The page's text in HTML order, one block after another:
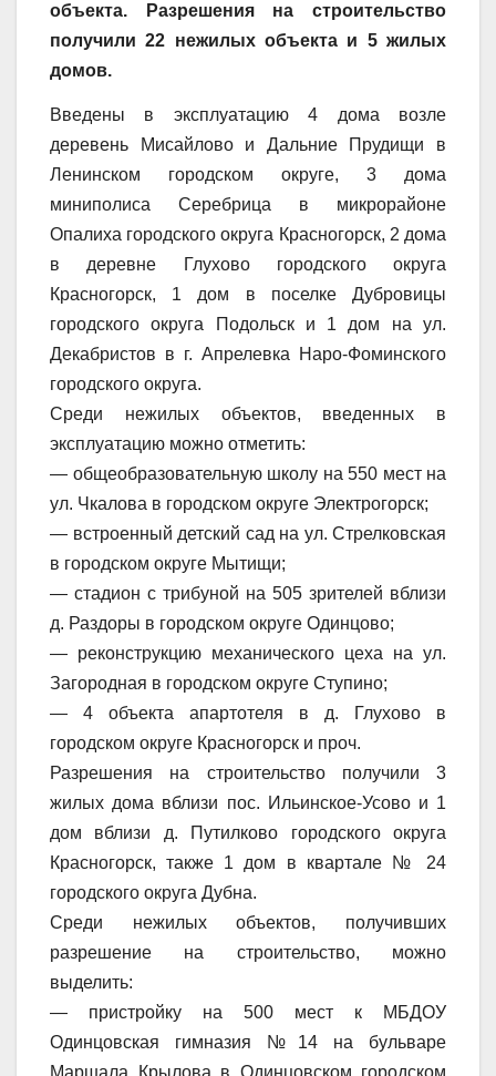
объекта. Разрешения на строительство
получили 22 нежилых объекта и 5 жилых
домов.
Введены в эксплуатацию 4 дома возле
деревень Мисайлово и Дальние Прудищи в
Ленинском городском округе, 3 дома
миниполиса Серебрица в микрорайоне
Опалиха городского округа Красногорск, 2 дома
в деревне Глухово городского округа
Красногорск, 1 дом в поселке Дубровицы
городского округа Подольск и 1 дом на ул.
Декабристов в г. Апрелевка Наро-Фоминского
городского округа.
Среди нежилых объектов, введенных в
эксплуатацию можно отметить:
— общеобразовательную школу на 550 мест на
ул. Чкалова в городском округе Электрогорск;
— встроенный детский сад на ул. Стрелковская
в городском округе Мытищи;
— стадион с трибуной на 505 зрителей вблизи
д. Раздоры в городском округе Одинцово;
— реконструкцию механического цеха на ул.
Загородная в городском округе Ступино;
— 4 объекта апартотеля в д. Глухово в
городском округе Красногорск и проч.
Разрешения на строительство получили 3
жилых дома вблизи пос. Ильинское-Усово и 1
дом вблизи д. Путилково городского округа
Красногорск, также 1 дом в квартале № 24
городского округа Дубна.
Среди нежилых объектов, получивших
разрешение на строительство, можно
выделить:
— пристройку на 500 мест к МБДОУ
Одинцовская гимназия №14 на бульваре
Маршала Крылова в Одинцовском городском